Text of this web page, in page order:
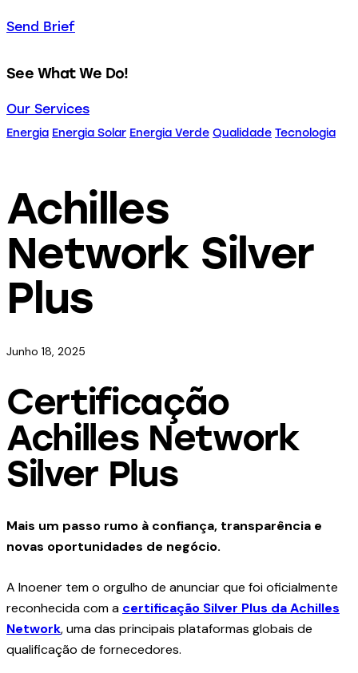
Send Brief
See What We Do!
Our Services
Energia Energia Solar Energia Verde Qualidade Tecnologia
Achilles
Network Silver
Plus
Junho 18, 2025
Certificação
Achilles Network
Silver Plus
Mais um passo rumo à confiança, transparência e
novas oportunidades de negócio.
A Inoener tem o orgulho de anunciar que foi oficialmente
reconhecida com a certificação Silver Plus da Achilles
Network, uma das principais plataformas globais de
qualificação de fornecedores.